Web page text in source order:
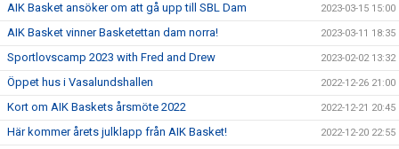
AIK Basket ansöker om att gå upp till SBL Dam 2023-03-15 15:00
AIK Basket vinner Basketettan dam norra! 2023-03-11 18:35
Sportlovscamp 2023 with Fred and Drew 2023-02-02 13:32
Öppet hus i Vasalundshallen 2022-12-26 21:00
Kort om AIK Baskets årsmöte 2022 2022-12-21 20:45
Här kommer årets julklapp från AIK Basket! 2022-12-20 22:55